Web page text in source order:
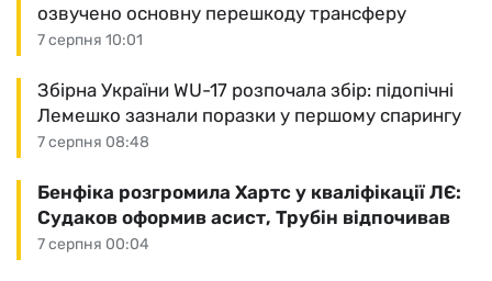
7 серпня 10:01
озвучено основну перешкоду трансферу
7 серпня 08:48
Збірна України WU-17 розпочала збір: підопічні
Лемешко зазнали поразки у першому спарингу
7 серпня 00:04
Бенфіка розгромила Хартс у кваліфікації ЛЄ:
Судаков оформив асист, Трубін відпочивав